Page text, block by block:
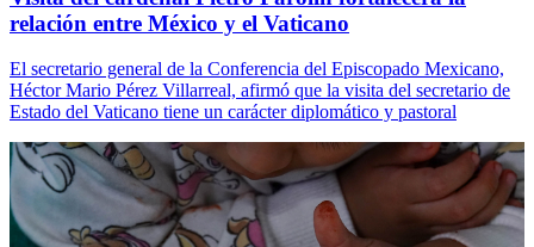
relación entre México y el Vaticano
El secretario general de la Conferencia del Episcopado Mexicano,
Héctor Mario Pérez Villarreal, afirmó que la visita del secretario de
Estado del Vaticano tiene un carácter diplomático y pastoral